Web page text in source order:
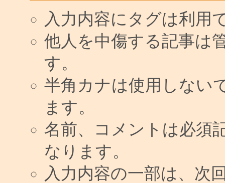
入力内容にタグは利用
他人を中傷する記事は
す。
半角カナは使用しない
ます。
名前、コメントは必須
なります。
入力内容の一部は、次